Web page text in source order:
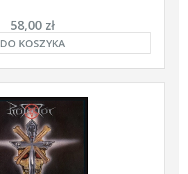
58,00 zł
DO KOSZYKA